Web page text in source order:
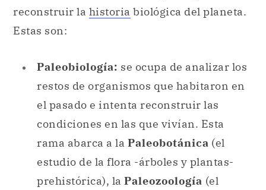
reconstruir la historia biológica del planeta.
Estas son:
Paleobiología: se ocupa de analizar los
restos de organismos que habitaron en
el pasado e intenta reconstruir las
condiciones en las que vivían. Esta
rama abarca a la Paleobotánica (el
estudio de la flora -árboles y plantas-
prehistórica), la Paleozoología (el